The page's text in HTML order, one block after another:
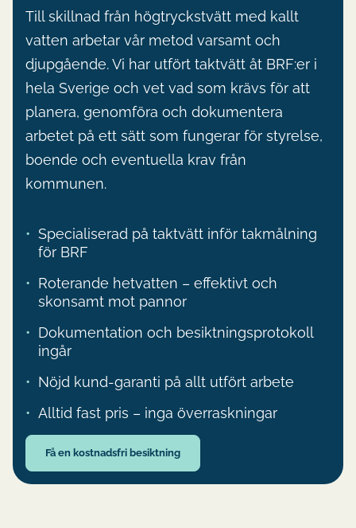
Till skillnad från högtryckstvätt med kallt
vatten arbetar vår metod varsamt och
djupgående. Vi har utfört taktvätt åt BRF:er i
hela Sverige och vet vad som krävs för att
planera, genomföra och dokumentera
arbetet på ett sätt som fungerar för styrelse,
boende och eventuella krav från
kommunen.
Specialiserad på taktvätt inför takmålning
för BRF
Roterande hetvatten – effektivt och
skonsamt mot pannor
Dokumentation och besiktningsprotokoll
ingår
Nöjd kund-garanti på allt utfört arbete
Alltid fast pris – inga överraskningar
Få en kostnadsfri besiktning